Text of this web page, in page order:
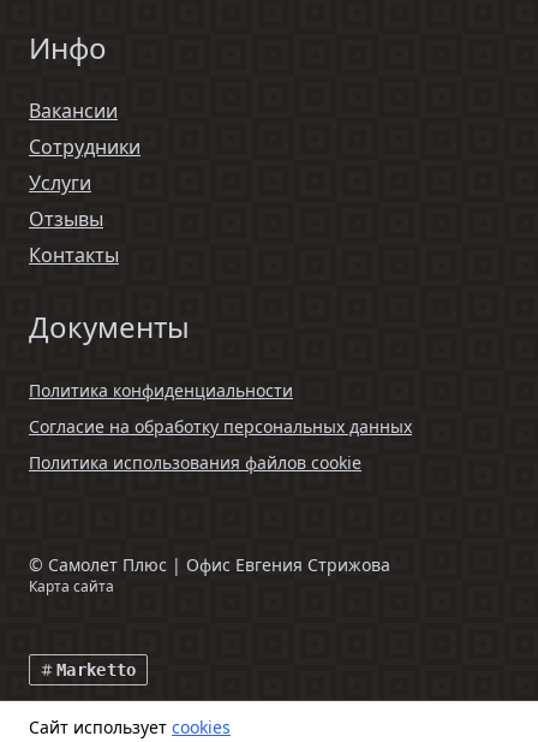
Инфо
Вакансии
Сотрудники
Услуги
Отзывы
Контакты
Документы
Политика конфиденциальности
Согласие на обработку персональных данных
Политика использования файлов cookie
© Самолет Плюс | Офис Евгения Стрижова
Карта сайта
Marketto
Сайт использует cookies